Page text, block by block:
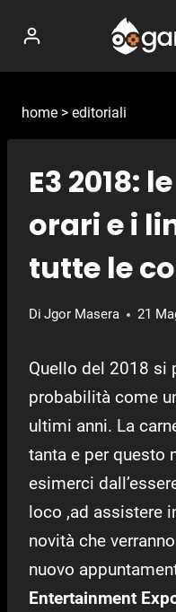
contenuto
home > editoriali
E3 2018:
orari e i
tutte le
Di Jgor Masera 21
Quello del 2018 si
probabilità come
ultimi anni. La
tanta e per questo
esimerci
loco ,ad assistere
novità che
nuovo
Entertainment